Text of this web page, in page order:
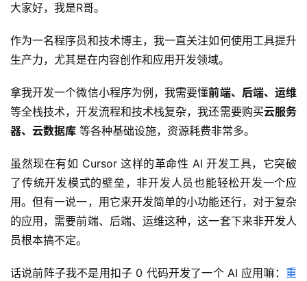
大家好，我是R哥。
作为一名程序员和技术博主，我一直关注如何使用工具提升
生产力，尤其是在内容创作和应用开发领域。
拿我开发一个微信小程序为例，我需要懂前端、后端、运维
等全栈技术，开发流程和技术栈复杂，我还需要购买云服务
器、云数据库 等各种基础设施，资源耗费非常多。
虽然现在有如 Cursor 这样的革命性 AI 开发工具，它突破
了传统开发模式的壁垒，非开发人员也能轻松开发一个应
用。但有一说一，用它来开发简单的小功能还行，对于复杂
的应用，需要前端、后端、运维这种，这一套下来非开发人
员根本搞不定。
话说前阵子我不是用扣子 0 代码开发了一个 AI 应用嘛： 重